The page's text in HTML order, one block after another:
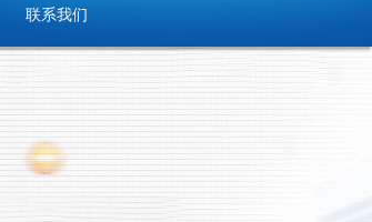
联系我们